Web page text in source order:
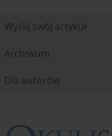
Wyślij swój artykuł
Archiwum
Dla autorów